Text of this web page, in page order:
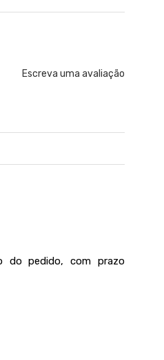
Escreva uma avaliação
do pedido, com prazo